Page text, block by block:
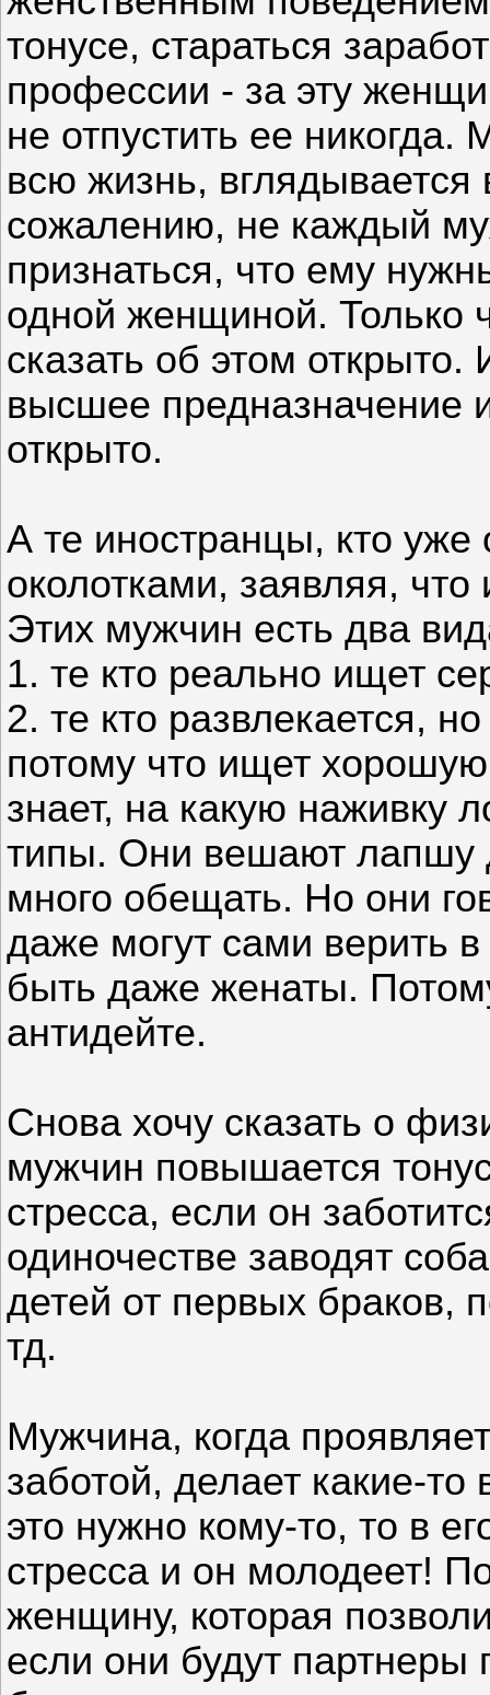
тонусе, стараться
профессии - за эту
не отпустить ее
всю жизнь, вглядывается
сожалению, не каждый
признаться, что ему
одной женщиной. Только
сказать об этом
высшее предназначение
открыто.
А те иностранцы, кто уже
околотками, заявляя,
Этих мужчин есть два
1. те кто реально ищет
2. те кто развлекается,
потому что ищет
знает, на какую наживку
типы. Они вешают лапшу
много обещать. Но они
даже могут сами верить
быть даже женаты.
антидейте.
Снова хочу сказать о
мужчин повышается
стресса, если он
одиночестве заводят
детей от первых браков,
тд.
Мужчина, когда
заботой, делает какие-
это нужно кому-то, то в
стресса и он молодеет!
женщину, которая
если они будут партнеры